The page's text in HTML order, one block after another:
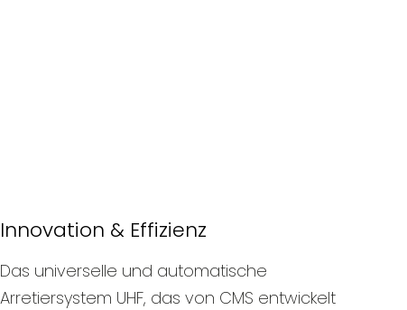
Innovation & Effizienz
Das universelle und automatische
Arretiersystem UHF, das von CMS entwickelt